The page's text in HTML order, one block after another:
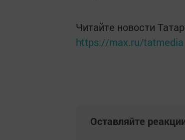
Читайте новости
https://max.ru/tatmedia
Оставляйте